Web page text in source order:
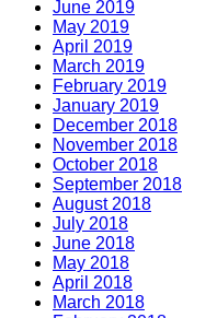
June 2019
May 2019
April 2019
March 2019
February 2019
January 2019
December 2018
November 2018
October 2018
September 2018
August 2018
July 2018
June 2018
May 2018
April 2018
March 2018